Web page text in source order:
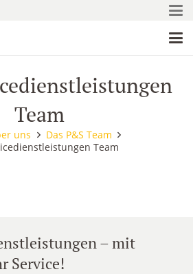
Team
uns
Das P&S Team
Team
– mit
Service!